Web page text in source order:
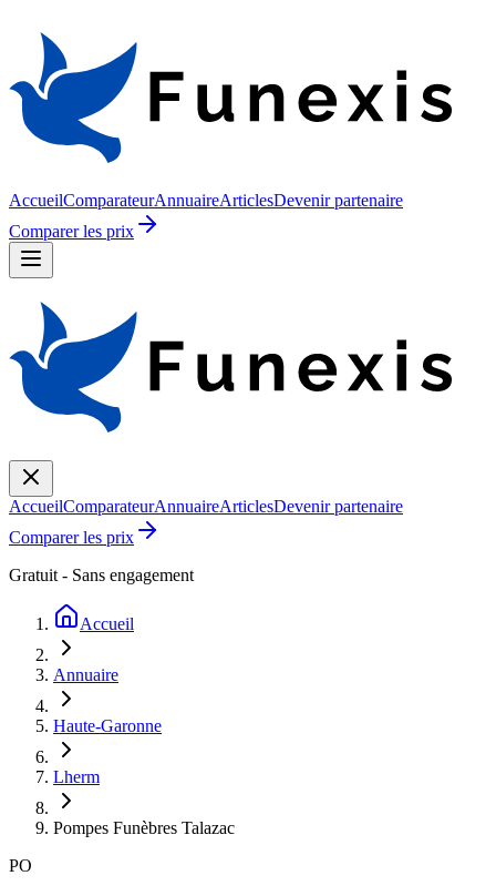
AccueilComparateurAnnuaireArticlesDevenir partenaire
Comparer les prix
AccueilComparateurAnnuaireArticlesDevenir partenaire
Comparer les prix
Gratuit - Sans engagement
Accueil
Annuaire
Haute-Garonne
Lherm
Pompes Funèbres Talazac
PO